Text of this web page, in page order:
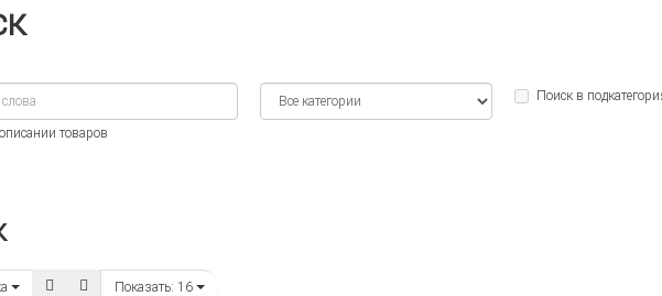
Поиск в
товаров
Показать: 16